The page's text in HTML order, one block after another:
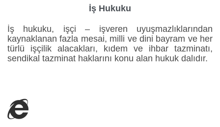
İş Hukuku
İş hukuku, işçi – işveren uyuşmazlıklarından
kaynaklanan fazla mesai, milli ve dini bayram ve her
türlü işçilik alacakları, kıdem ve ihbar tazminatı,
sendikal tazminat haklarını konu alan hukuk dalıdır.
